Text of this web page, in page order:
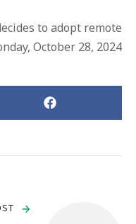
to adopt remote
October 28, 2024